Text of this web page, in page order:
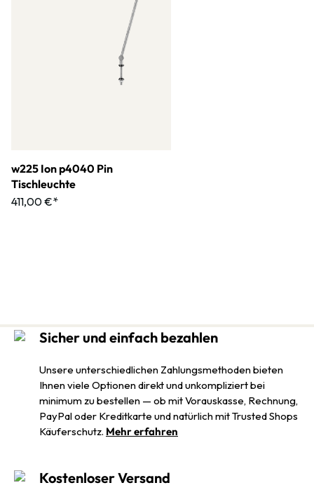
w225 Ion p4040 Pin
Tischleuchte
411,00 €*
Sicher und einfach bezahlen
Unsere unterschiedlichen Zahlungsmethoden bieten
Ihnen viele Optionen direkt und unkompliziert bei
minimum zu bestellen — ob mit Vorauskasse, Rechnung,
PayPal oder Kreditkarte und natürlich mit Trusted Shops
Käuferschutz. Mehr erfahren
Kostenloser Versand